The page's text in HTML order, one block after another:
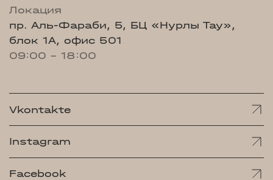
Локация
пр. Аль-Фараби, 5, БЦ «Нурлы Тау»,
блок 1А, офис 501
09:00 - 18:00
Vkontakte
Instagram
Facebook